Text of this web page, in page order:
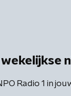
wekelijkse
Radio 1 in